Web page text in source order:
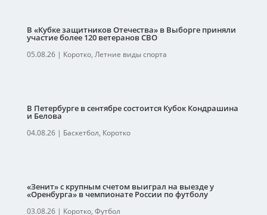
В «Кубке защитников Отечества» в Выборге приняли
участие более 120 ветеранов СВО
05.08.26| Коротко, Летние виды спорта
В Петербурге в сентябре состоится Кубок Кондрашина
и Белова
04.08.26| Баскетбол, Коротко
«Зенит» с крупным счетом выиграл на выезде у
«Оренбурга» в чемпионате России по футболу
03.08.26| Коротко, Футбол